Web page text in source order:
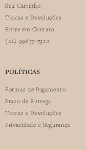
Seu Carrinho
Trocas e Devoluções
Entre em Contato
(21) 99657-7322
POLÍTICAS
Formas de Pagamento
Prazo de Entrega
Trocas e Devoluções
Privacidade e Segurança